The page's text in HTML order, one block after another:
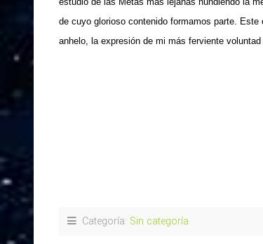
de cuyo glorioso contenido formamos parte.
anhelo, la expresión de mi más ferviente
Categoría: Sin categoría